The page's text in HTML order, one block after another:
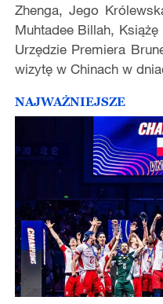
Zhenga, Jego
Muhtadee Billah,
Urzędzie Premiera
wizytę w Chinach w
NAJWAŻNIEJSZE